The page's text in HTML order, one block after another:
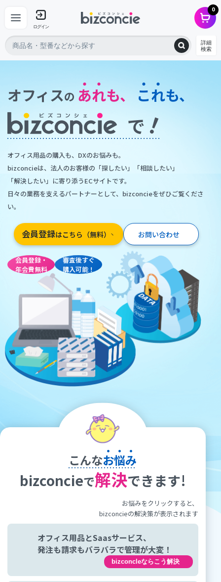
ログイン
0
詳細
検索
オフィスの あれも、 これも、
で！
オフィス用品の購入も、DXのお悩みも。
bizconcieは、法人のお客様の「探したい」「相談したい」
「解決したい」に寄り添うECサイトです。
日々の業務を支えるパートナーとして、bizconcieをぜひご覧くださ
い。
会員登録はこちら（無料） お問い合わせ
会員登録・
年会費無料
審査後すぐ
購入可能！
こんなお悩み
bizconcieで解決できます!
お悩みをクリックすると、
bizconcieの解決策が表示されます
オフィス用品とSaasサービス、
発注も請求もバラバラで管理が大変！
bizconcleならこう解決